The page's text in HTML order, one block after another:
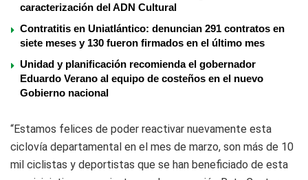
caracterización del ADN Cultural
Contratitis en Uniatlántico: denuncian 291 contratos en
siete meses y 130 fueron firmados en el último mes
Unidad y planificación recomienda el gobernador
Eduardo Verano al equipo de costeños en el nuevo
Gobierno nacional
“Estamos felices de poder reactivar nuevamente esta
ciclovía departamental en el mes de marzo, son más de 10
mil ciclistas y deportistas que se han beneficiado de esta